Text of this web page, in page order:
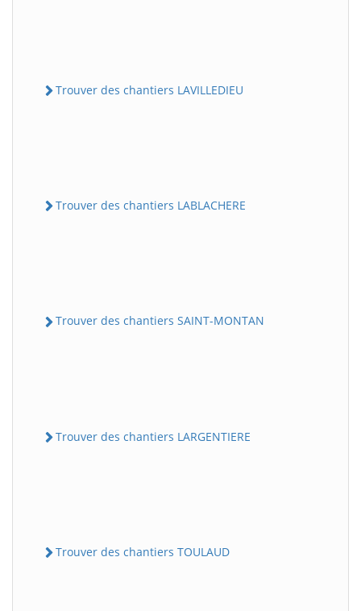
Trouver des chantiers LAVILLEDIEU
Trouver des chantiers LABLACHERE
Trouver des chantiers SAINT-MONTAN
Trouver des chantiers LARGENTIERE
Trouver des chantiers TOULAUD